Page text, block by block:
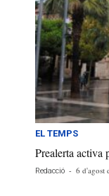
EL TEMPS
Prealerta activa
Redacció - 6 d'agost